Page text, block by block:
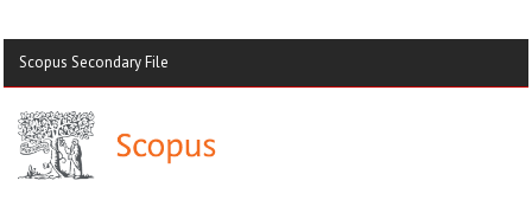
Scopus Secondary File